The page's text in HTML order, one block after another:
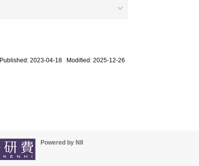
Published: 2023-04-18 Modified: 2025-12-26
Powered by NII